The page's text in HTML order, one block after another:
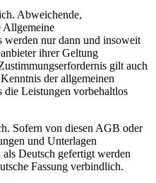
Abweichende,
Allgemeine
werden nur dann und insoweit
ihrer Geltung
gilt auch
der allgemeinen
die Leistungen vorbehaltlos
Sofern von diesen AGB oder
und Unterlagen
Deutsch gefertigt werden
Fassung verbindlich.